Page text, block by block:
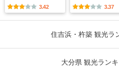
3.42 3.37
住吉浜・杵築 観光ラ
大分県 観光ラン